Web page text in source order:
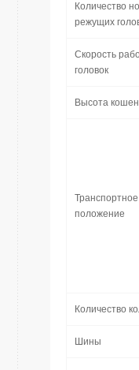
Количество
режущих
Скорость
головок
Высота
Транспортное
положение
Количество
Шины